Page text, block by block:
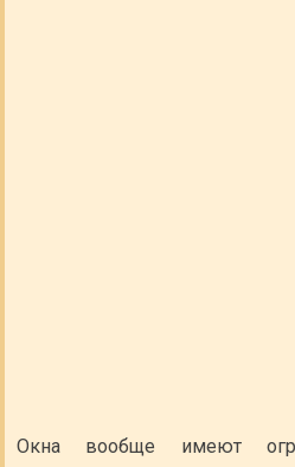
Окна вообще имеют